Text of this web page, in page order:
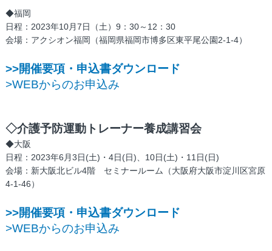
◆福岡
日程：2023年10月7日（土）9：30～12：30
会場：アクシオン福岡（福岡県福岡市博多区東平尾公園2-1-4）
>>開催要項・申込書ダウンロード
>WEBからのお申込み
◇介護予防運動トレーナー養成講習会
◆大阪
日程：2023年6月3日(土)・4日(日)、10日(土)・11日(日)
会場：新大阪北ビル4階 セミナールーム（大阪府大阪市淀川区宮原
4-1-46）
>>開催要項・申込書ダウンロード
>WEBからのお申込み